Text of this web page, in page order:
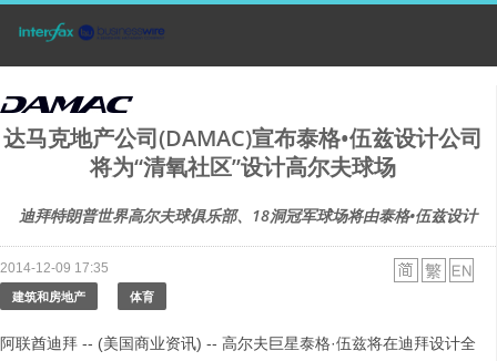
达马克地产公司(DAMAC)宣布泰格•伍兹设计公司
将为“清氧社区”设计高尔夫球场
迪拜特朗普世界高尔夫球俱乐部、18洞冠军球场将由泰格•伍兹设计
2014-12-09 17:35
建筑和房地产 体育
阿联酋迪拜 -- (美国商业资讯) -- 高尔夫巨星泰格·伍兹将在迪拜设计全